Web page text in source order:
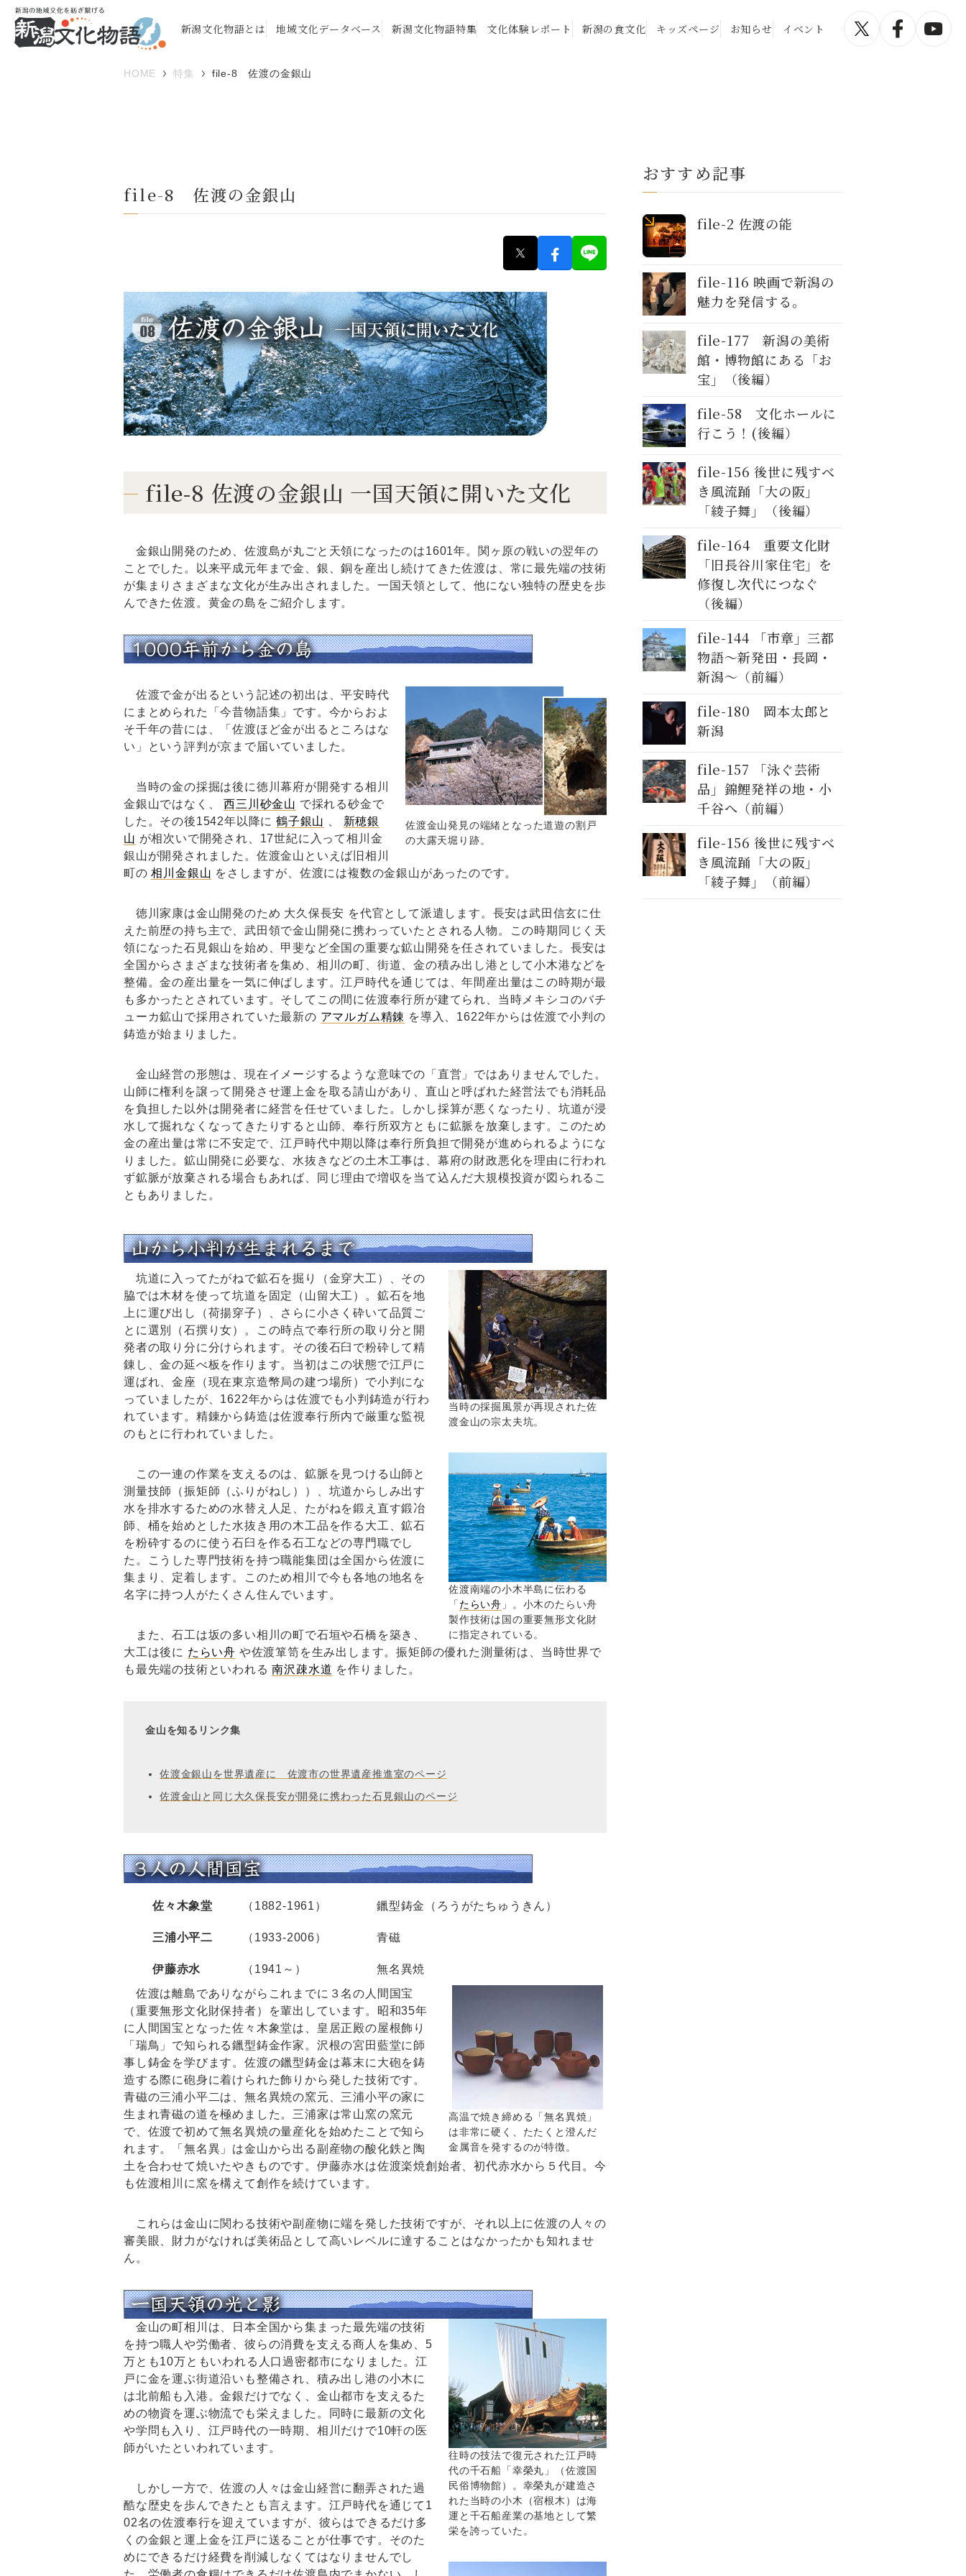
新潟文化物語とは 地域文化データベース 新潟文化物語特集 文化体験レポート 新潟の食文化 キッズページ お知らせ イベント
HOME 特集 file-8 佐渡の金銀山
file-8 佐渡の金銀山
file-8 佐渡の金銀山 一国天領に開いた文化
金銀山開発のため、佐渡島が丸ごと天領になったのは1601年。関ヶ原の戦いの翌年の
ことでした。以来平成元年まで金、銀、銅を産出し続けてきた佐渡は、常に最先端の技術
が集まりさまざまな文化が生み出されました。一国天領として、他にない独特の歴史を歩
んできた佐渡。黄金の島をご紹介します。
佐渡金山発見の端緒となった道遊の割戸
の大露天堀り跡。
佐渡で金が出るという記述の初出は、平安時代
にまとめられた「今昔物語集」です。今からおよ
そ千年の昔には、「佐渡ほど金が出るところはな
い」という評判が京まで届いていました。
当時の金の採掘は後に徳川幕府が開発する相川
金銀山ではなく、西三川砂金山 で採れる砂金で
した。その後1542年以降に 鶴子銀山
新穂銀
山 が相次いで開発され、17世紀に入って相川金
銀山が開発されました。佐渡金山といえば旧相川
町の相川金銀山 をさしますが、佐渡には複数の金銀山があったのです。
徳川家康は金山開発のため 大久保長安 を代官として派遣します。長安は武田信玄に仕
えた前歴の持ち主で、武田領で金山開発に携わっていたとされる人物。この時期同じく天
領になった石見銀山を始め、甲斐など全国の重要な鉱山開発を任されていました。長安は
全国からさまざまな技術者を集め、相川の町、街道、金の積み出し港として小木港などを
整備。金の産出量を一気に伸ばします。江戸時代を通じては、年間産出量はこの時期が最
も多かったとされています。そしてこの間に佐渡奉行所が建てられ、当時メキシコのバチ
ューカ鉱山で採用されていた最新の アマルガム精錬 を導入、1622年からは佐渡で小判の
鋳造が始まりました。
金山経営の形態は、現在イメージするような意味での「直営」ではありませんでした。
山師に権利を譲って開発させ運上金を取る請山があり、直山と呼ばれた経営法でも消耗品
を負担した以外は開発者に経営を任せていました。しかし採算が悪くなったり、坑道が浸
水して掘れなくなってきたりすると山師、奉行所双方ともに鉱脈を放棄します。このため
金の産出量は常に不安定で、江戸時代中期以降は奉行所負担で開発が進められるようにな
りました。鉱山開発に必要な、水抜きなどの土木工事は、幕府の財政悪化を理由に行われ
ず鉱脈が放棄される場合もあれば、同じ理由で増収を当て込んだ大規模投資が図られるこ
ともありました。
当時の採掘風景が再現された佐
渡金山の宗太夫坑。
佐渡南端の小木半島に伝わる
「 たらい舟 」。小木のたらい舟
製作技術は国の重要無形文化財
に指定されている。
坑道に入ってたがねで鉱石を掘り（金穿大工）、その
脇では木材を使って坑道を固定（山留大工）。鉱石を地
上に運び出し（荷揚穿子）、さらに小さく砕いて品質ご
とに選別（石撰り女）。この時点で奉行所の取り分と開
発者の取り分に分けられます。その後石臼で粉砕して精
錬し、金の延べ板を作ります。当初はこの状態で江戸に
運ばれ、金座（現在東京造幣局の建つ場所）で小判にな
っていましたが、1622年からは佐渡でも小判鋳造が行わ
れています。精錬から鋳造は佐渡奉行所内で厳重な監視
のもとに行われていました。
この一連の作業を支えるのは、鉱脈を見つける山師と
測量技師（振矩師（ふりがねし））、坑道からしみ出す
水を排水するための水替え人足、たがねを鍛え直す鍛冶
師、桶を始めとした水抜き用の木工品を作る大工、鉱石
を粉砕するのに使う石臼を作る石工などの専門職でし
た。こうした専門技術を持つ職能集団は全国から佐渡に
集まり、定着します。このため相川で今も各地の地名を
名字に持つ人がたくさん住んでいます。
また、石工は坂の多い相川の町で石垣や石橋を築き、
大工は後に たらい舟 や佐渡箪笥を生み出します。振矩師の優れた測量術は、当時世界で
も最先端の技術といわれる南沢疎水道 を作りました。
金山を知るリンク集
佐渡金銀山を世界遺産に 佐渡市の世界遺産推進室のページ
佐渡金山と同じ大久保長安が開発に携わった石見銀山のページ
佐々木象堂 （1882-1961） 鑞型鋳金（ろうがたちゅうきん）
三浦小平二 （1933-2006） 青磁
伊藤赤水 （1941～） 無名異焼
高温で焼き締める「無名異焼」
は非常に硬く、たたくと澄んだ
金属音を発するのが特徴。
佐渡は離島でありながらこれまでに３名の人間国宝
（重要無形文化財保持者）を輩出しています。昭和35年
に人間国宝となった佐々木象堂は、皇居正殿の屋根飾り
「瑞鳥」で知られる鑞型鋳金作家。沢根の宮田藍堂に師
事し鋳金を学びます。佐渡の鑞型鋳金は幕末に大砲を鋳
造する際に砲身に着けられた飾りから発した技術です。
青磁の三浦小平二は、無名異焼の窯元、三浦小平の家に
生まれ青磁の道を極めました。三浦家は常山窯の窯元
で、佐渡で初めて無名異焼の量産化を始めたことで知ら
れます。「無名異」は金山から出る副産物の酸化鉄と陶
土を合わせて焼いたやきものです。伊藤赤水は佐渡楽焼創始者、初代赤水から５代目。今
も佐渡相川に窯を構えて創作を続けています。
これらは金山に関わる技術や副産物に端を発した技術ですが、それ以上に佐渡の人々の
審美眼、財力がなければ美術品として高いレベルに達することはなかったかも知れませ
ん。
往時の技法で復元された江戸時
代の千石船「幸榮丸」（佐渡国
民俗博物館）。幸榮丸が建造さ
れた当時の小木（宿根木）は海
運と千石船産業の基地として繁
栄を誇っていた。
金山の町相川は、日本全国から集まった最先端の技術
を持つ職人や労働者、彼らの消費を支える商人を集め、5
万とも10万ともいわれる人口過密都市になりました。江
戸に金を運ぶ街道沿いも整備され、積み出し港の小木に
は北前船も入港。金銀だけでなく、金山都市を支えるた
めの物資を運ぶ物流でも栄えました。同時に最新の文化
や学問も入り、江戸時代の一時期、相川だけで10軒の医
師がいたといわれています。
しかし一方で、佐渡の人々は金山経営に翻弄された過
酷な歴史を歩んできたとも言えます。江戸時代を通じて1
02名の佐渡奉行を迎えていますが、彼らはできるだけ多
くの金銀と運上金を江戸に送ることが仕事です。そのた
めにできるだけ経費を削減しなくてはなりませんでし
おすすめ記事
file-2 佐渡の能
file-116 映画で新潟の
魅力を発信する。
file-177 新潟の美術
館・博物館にある「お
宝」（後編）
file-58 文化ホールに
行こう！(後編）
file-156 後世に残すべ
き風流踊「大の阪」
「綾子舞」（後編）
file-164 重要文化財
「旧長谷川家住宅」を
修復し次代につなぐ
（後編）
file-144 「市章」三都
物語～新発田・長岡・
新潟～（前編）
file-180 岡本太郎と
新潟
file-157 「泳ぐ芸術
品」錦鯉発祥の地・小
千谷へ（前編）
file-156 後世に残すべ
き風流踊「大の阪」
「綾子舞」（前編）